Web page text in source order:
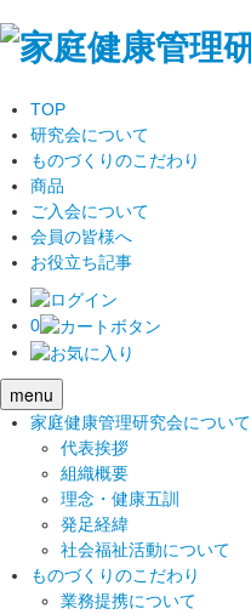
TOP
研究会について
ものづくりのこだわり
商品
ご入会について
会員の皆様へ
お役立ち記事
0
menu
家庭健康管理研究会について
代表挨拶
組織概要
理念・健康五訓
発足経緯
社会福祉活動について
ものづくりのこだわり
業務提携について